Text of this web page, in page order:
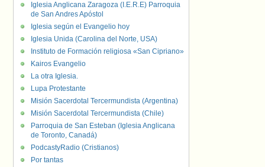
Iglesia Anglicana Zaragoza (I.E.R.E) Parroquia
de San Andres Apóstol
Iglesia según el Evangelio hoy
Iglesia Unida (Carolina del Norte, USA)
Instituto de Formación religiosa «San Cipriano»
Kairos Evangelio
La otra Iglesia.
Lupa Protestante
Misión Sacerdotal Tercermundista (Argentina)
Misión Sacerdotal Tercermundista (Chile)
Parroquia de San Esteban (Iglesia Anglicana
de Toronto, Canadá)
PodcastyRadio (Cristianos)
Por tantas